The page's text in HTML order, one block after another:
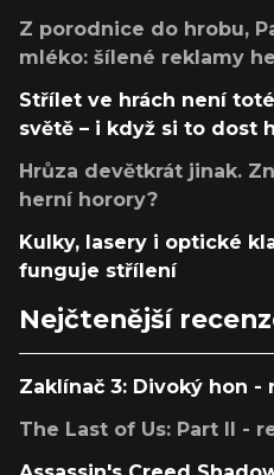
Z porodnice do hrobu,
mléko: šílené reklamy
Střílet ve hrách není
světě – i když si to dost
Hrůza devětkrát jinak.
herní horory?
Kulky, lasery i optické
funguje střílení
Nejčtenější
Zaklínač 3: Divoký hon -
The Last of Us: Part II -